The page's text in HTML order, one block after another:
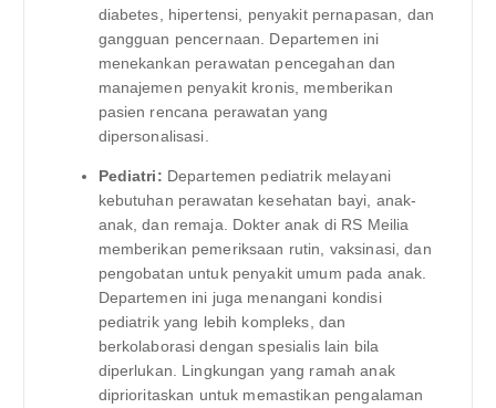
diabetes, hipertensi, penyakit pernapasan, dan
gangguan pencernaan. Departemen ini
menekankan perawatan pencegahan dan
manajemen penyakit kronis, memberikan
pasien rencana perawatan yang
dipersonalisasi.
Pediatri: Departemen pediatrik melayani
kebutuhan perawatan kesehatan bayi, anak-
anak, dan remaja. Dokter anak di RS Meilia
memberikan pemeriksaan rutin, vaksinasi, dan
pengobatan untuk penyakit umum pada anak.
Departemen ini juga menangani kondisi
pediatrik yang lebih kompleks, dan
berkolaborasi dengan spesialis lain bila
diperlukan. Lingkungan yang ramah anak
diprioritaskan untuk memastikan pengalaman